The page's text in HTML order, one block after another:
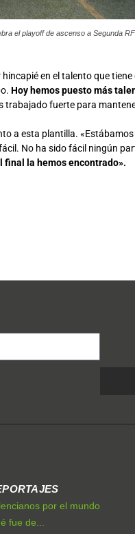
el playoff de ascenso a Segunda
en el talento que
Hoy hemos puesto más
trabajado fuerte para
a esta plantilla.
No ha sido fácil ningún
final la hemos encontrado».
por el mundo
fue de...